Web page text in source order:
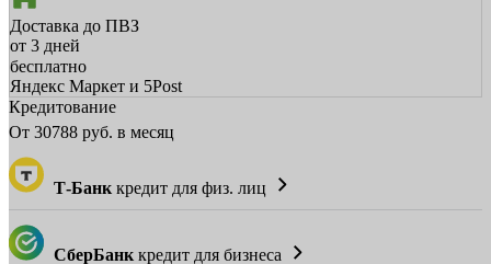
Доставка до ПВЗ
от 3 дней
бесплатно
Яндекс Маркет и 5Post
Кредитование
От 30788 руб. в месяц
Т-Банк кредит для физ. лиц
СберБанк кредит для бизнеса